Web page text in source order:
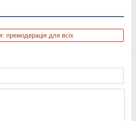
премодерація для всіх